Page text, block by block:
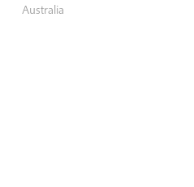
Australia